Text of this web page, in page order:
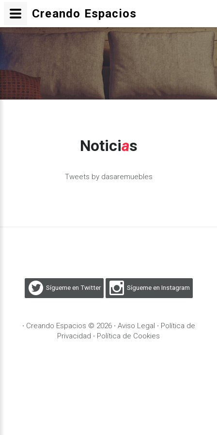
Noticias
Tweets by dasaremuebles
Sígueme en Twitter Sígueme en Instagram
· Creando Espacios © 2026 · Aviso Legal · Política de
Privacidad · Política de Cookies
Creando Espacios